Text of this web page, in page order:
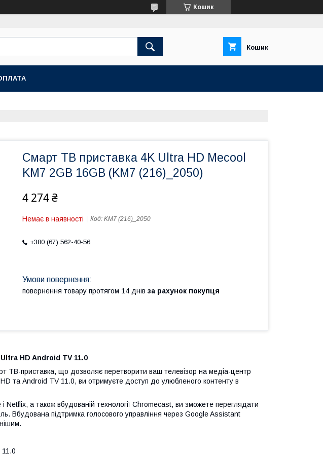
Кошик
Кошик
Смарт ТВ приставка 4K Ultra HD Mecool
KM7 2GB 16GB (KM7 (216)_2050)
4 274 ₴
Немає в наявності Код: KM7 (216)_2050
+380 (67) 562-40-56
повернення товару протягом 14 днів за рахунок покупця
HD Android TV 11.0
ТВ-приставка, що дозволяє перетворити ваш телевізор на медіа-центр
та Android TV 11.0, ви отримуєте доступ до улюбленого контенту в
Netflix, а також вбудованій технології Chromecast, ви зможете переглядати
Вбудована підтримка голосового управління через Google Assistant